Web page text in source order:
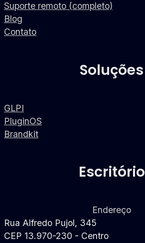
Suporte remoto (completo)
Blog
Contato
Soluções
GLPI
PluginOS
Brandkit
Escritório
Endereço
Rua Alfredo Pujol, 345
CEP 13.970-230 - Centro